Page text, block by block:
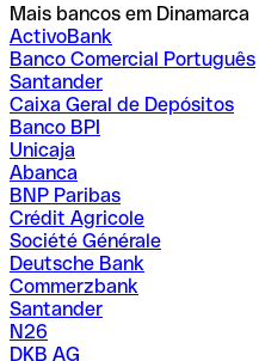
Mais bancos em Dinamarca
ActivoBank
Banco Comercial Português
Santander
Caixa Geral de Depósitos
Banco BPI
Unicaja
Abanca
BNP Paribas
Crédit Agricole
Société Générale
Deutsche Bank
Commerzbank
Santander
N26
DKB AG